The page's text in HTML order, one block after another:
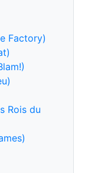
Factory)
Rois du